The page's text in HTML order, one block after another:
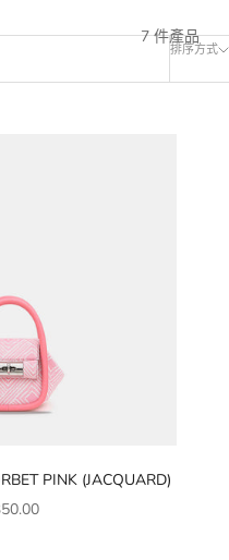
排序方式
7 件產品
PINK (JACQUARD)
價格